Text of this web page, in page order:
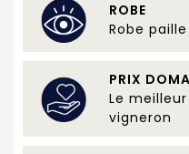
ROBE
Robe
PRIX
Le
vigneron